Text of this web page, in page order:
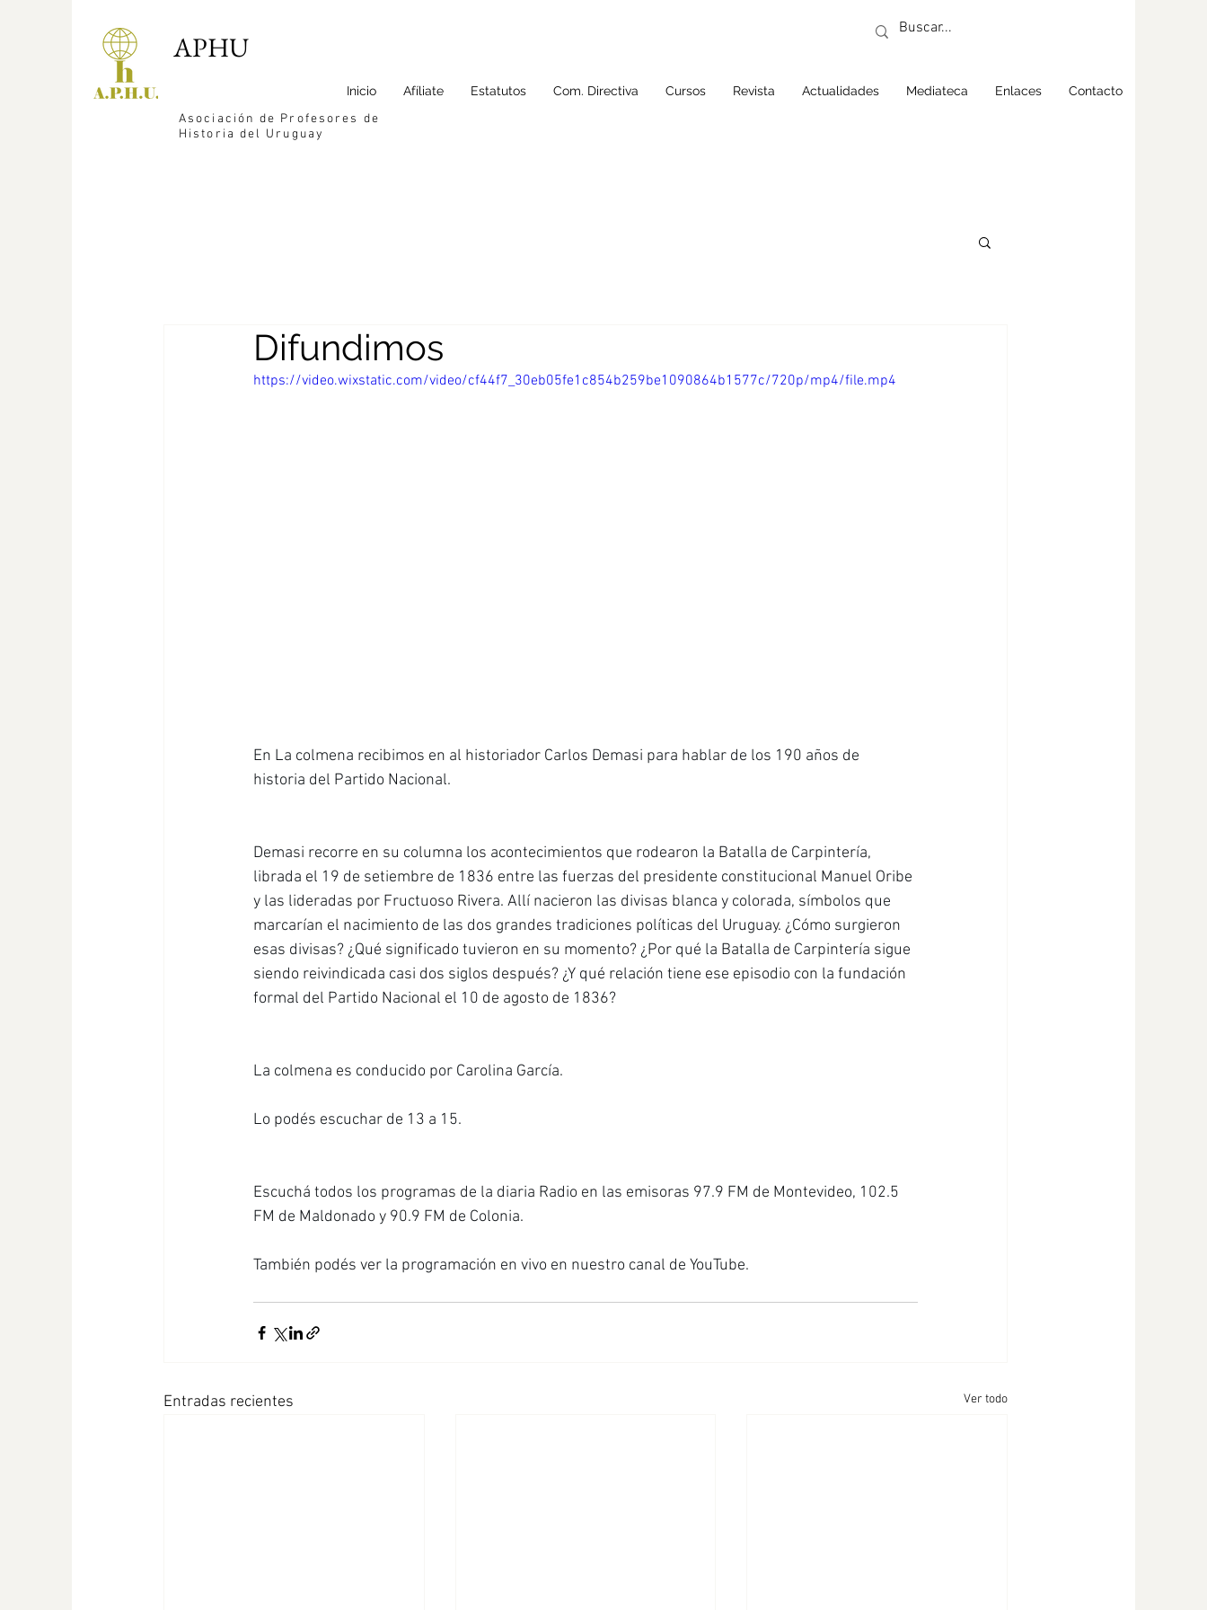
APHU
Asociación de Profesores de
Historia del Uruguay
Inicio Afíliate Estatutos Com. Directiva Cursos Revista Actualidades Mediateca Enlaces Contacto
Difundimos
https://video.wixstatic.com/video/cf44f7_30eb05fe1c854b259be1090864b1577c/720p/mp4/file.mp4
En La colmena recibimos en al historiador Carlos Demasi para hablar de los 190 años de
historia del Partido Nacional.
Demasi recorre en su columna los acontecimientos que rodearon la Batalla de Carpintería,
librada el 19 de setiembre de 1836 entre las fuerzas del presidente constitucional Manuel Oribe
y las lideradas por Fructuoso Rivera. Allí nacieron las divisas blanca y colorada, símbolos que
marcarían el nacimiento de las dos grandes tradiciones políticas del Uruguay. ¿Cómo surgieron
esas divisas? ¿Qué significado tuvieron en su momento? ¿Por qué la Batalla de Carpintería sigue
siendo reivindicada casi dos siglos después? ¿Y qué relación tiene ese episodio con la fundación
formal del Partido Nacional el 10 de agosto de 1836?
La colmena es conducido por Carolina García.
Lo podés escuchar de 13 a 15.
Escuchá todos los programas de la diaria Radio en las emisoras 97.9 FM de Montevideo, 102.5
FM de Maldonado y 90.9 FM de Colonia.
También podés ver la programación en vivo en nuestro canal de YouTube.
Entradas recientes Ver todo